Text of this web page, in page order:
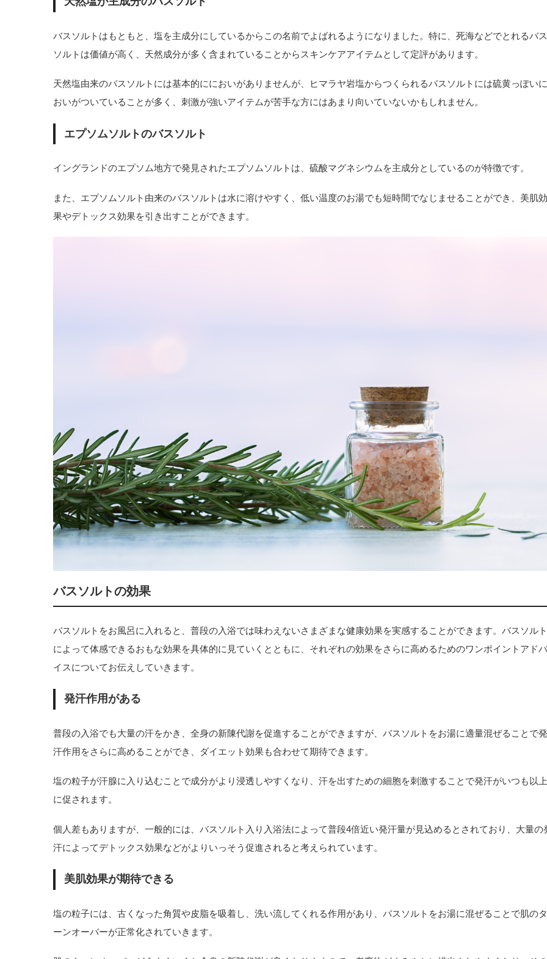
バスソルトはもともと、塩を主成分にしているからこの名前でよばれるようになりました。特に、死海などでとれるバス
ソルトは価値が高く、天然成分が多く含まれていることからスキンケアアイテムとして定評があります。
天然塩由来のバスソルトには基本的ににおいがありませんが、ヒマラヤ岩塩からつくられるバスソルトには硫黄っぽいに
おいがついていることが多く、刺激が強いアイテムが苦手な方にはあまり向いていないかもしれません。
エプソムソルトのバスソルト
イングランドのエプソム地方で発見されたエプソムソルトは、硫酸マグネシウムを主成分としているのが特徴です。
また、エプソムソルト由来のバスソルトは水に溶けやすく、低い温度のお湯でも短時間でなじませることができ、美肌効
果やデトックス効果を引き出すことができます。
バスソルトの効果
バスソルトをお風呂に入れると、普段の入浴では味わえないさまざまな健康効果を実感することができます。バスソルト
によって体感できるおもな効果を具体的に見ていくとともに、それぞれの効果をさらに高めるためのワンポイントアドバ
イスについてお伝えしていきます。
発汗作用がある
普段の入浴でも大量の汗をかき、全身の新陳代謝を促進することができますが、バスソルトをお湯に適量混ぜることで発
汗作用をさらに高めることができ、ダイエット効果も合わせて期待できます。
塩の粒子が汗腺に入り込むことで成分がより浸透しやすくなり、汗を出すための細胞を刺激することで発汗がいつも以上
に促されます。
個人差もありますが、一般的には、バスソルト入り入浴法によって普段4倍近い発汗量が見込めるとされており、大量の
汗によってデトックス効果などがよりいっそう促進されると考えられています。
美肌効果が期待できる
塩の粒子には、古くなった角質や皮脂を吸着し、洗い流してくれる作用があり、バスソルトをお湯に混ぜることで肌のタ
ーンオーバーが正常化されていきます。